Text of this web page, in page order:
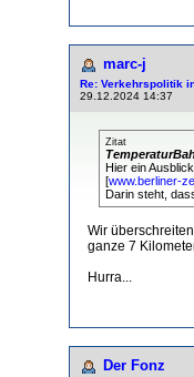
marc-j
Re: Verkehrspolitik
29.12.2024 14:37
Zitat
​Hier ein
[www.berliner-
Darin steht,
Wir
ganze 7
Hurra...
Der Fonz